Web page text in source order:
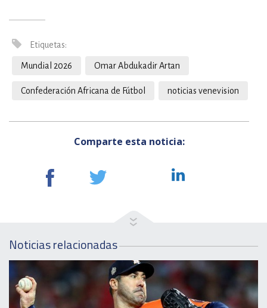
Etiquetas:
Mundial 2026 Omar Abdukadir Artan
Confederación Africana de Fútbol noticias venevision
Comparte esta noticia:
Noticias relacionadas